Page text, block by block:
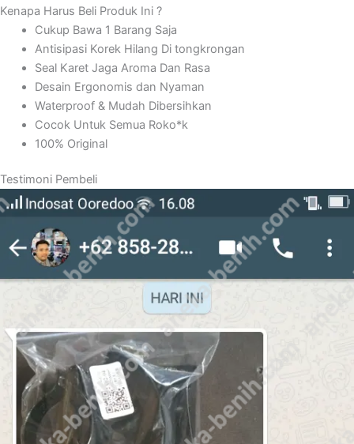
Kenapa Harus Beli Produk Ini ?
Cukup Bawa 1 Barang Saja
Antisipasi Korek Hilang Di tongkrongan
Seal Karet Jaga Aroma Dan Rasa
Desain Ergonomis dan Nyaman
Waterproof & Mudah Dibersihkan
Cocok Untuk Semua Roko*k
100% Original
Testimoni Pembeli